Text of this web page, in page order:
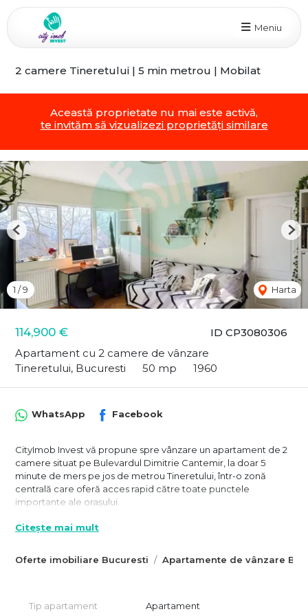
Meniu
2 camere Tineretului | 5 min metrou | Mobilat
Această proprietate nu mai este activă,
te invităm să vizualizezi proprietăți similare
ID CP3080306
114,900 €
Apartament cu 2 camere de vânzare
Tineretului, Bucuresti
50 mp 1960
1 /9 Harta
Previous
Oferte imobiliare Bucuresti Apartamente de vânzare
WhatsApp Facebook
CityImob Invest vă propune spre vânzare un apartament de 2
camere situat pe Bulevardul Dimitrie Cantemir, la doar 5
minute de mers pe jos de metrou Tineretului, într-o zonă
centrală care oferă acces rapid către toate punctele
importante ale orașului.
Apartamentul este amplasat la etajul 4 din 7, într-un imobil
Poziționarea oferă un echilibru ideal între accesibilitate și
Cu o suprafață utilă de aproximativ 50,57 mp, locuința este
Citește mai mult
Tip apartament Apartament